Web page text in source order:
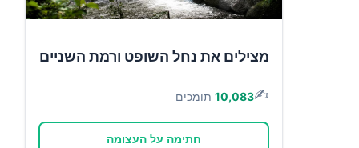
מצילים את נחל השופט ורמת השניים
✍️
10,083 תומכים
חתימה על העצומה